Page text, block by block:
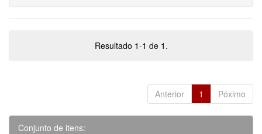
Resultado 1-1 de 1.
Anterior 1 Póximo
Conjunto de itens: